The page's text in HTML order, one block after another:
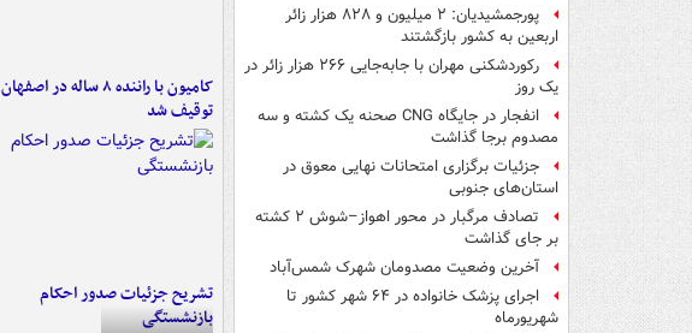
پورجمشیدیان: ۲ میلیون و ۸۲۸ هزار زائر
اربعین به کشور بازگشتند
رکوردشکنی مهران با جابه‌جایی ۲۶۶ هزار زائر در
یک روز
انفجار در جایگاه CNG صحنه یک کشته و سه
مصدوم برجا گذاشت
جزئیات برگزاری امتحانات نهایی معوق در
استان‌های جنوبی
تصادف مرگبار در محور اهواز–شوش ۲ کشته
بر جای گذاشت
آخرین وضعیت مصدومان شهرک شمس‌آباد
اجرای پزشک خانواده در ۶۴ شهر کشور تا
شهریورماه
کامیون با راننده ۸ ساله در اصفهان
توقیف شد
تشریح جزئیات صدور احکام
بازنشستگی